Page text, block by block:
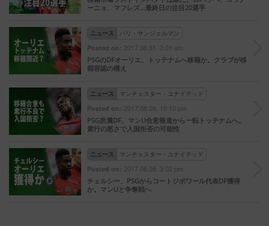
ーニョ、マフレズ…最終日の注目20選手
ニュース パリ・サンジェルマン
Posted on: 2017.08.31. 3:01 am
PSGのDFオーリエ、トッテナムへ移籍か。クラブが移
籍容認の構え
ニュース マンチェスター・ユナイテッド
Posted on: 2017.08.26. 10:10 pm
PSG所属DF、マンU合意報道から一転トッテナムへ。
素行の悪さで入国拒否の可能性
ニュース マンチェスター・ユナイテッド
Posted on: 2017.08.08. 3:02 pm
チェルシー、PSGからコートジボワール代表DF獲得
か。マンUと争奪戦へ